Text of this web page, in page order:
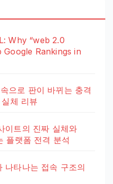
Why “web 2.0
Rankings in
으로 판이 바뀌는 충격
체 리뷰
이트의 진짜 실체와
플랫폼 전격 분석
나타나는 접속 구조의